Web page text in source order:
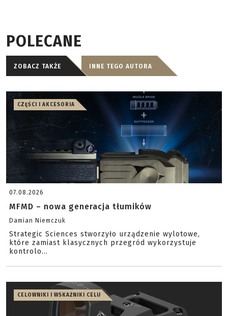
POLECANE
ZOBACZ TAKŻE INNE TEGO AUTORA
CZĘŚCI I AKCESORIA
07.08.2026
MFMD – nowa generacja tłumików
Damian Niemczuk
Strategic Sciences stworzyło urządzenie wylotowe,
które zamiast klasycznych przegród wykorzystuje
kontrolo...
CELOWNIKI I WSKAŹNIKI CELU